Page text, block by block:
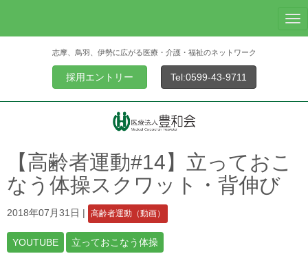
N
a
a
志摩、鳥羽、伊勢に広がる医療・介護・福祉のネットワーク
採用エントリー Tel:0599-43-9711
【高齢者運動#14】立っておこ
なう体操スクワット・背伸び
2018年07月31日 高齢者運動（動画）
YOUTUBE 立っておこなう体操